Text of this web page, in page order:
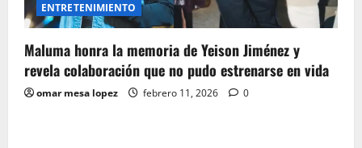
ENTRETENIMIENTO
Maluma honra la memoria de Yeison Jiménez y
revela colaboración que no pudo estrenarse en vida
omar mesa lopez febrero 11, 2026 0